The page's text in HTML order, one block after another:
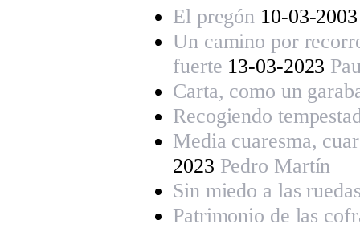
El pregón 10-03-
Un camino por
fuerte 13-03-2023
Carta, como un
Recogiendo
Media cuaresma,
2023 Pedro Martín
Sin miedo a las
Patrimonio de las